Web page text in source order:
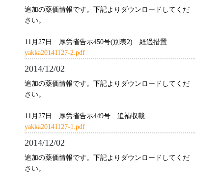
追加の薬価情報です。下記よりダウンロードしてくだ
さい。
11月27日 厚労省告示450号(別表2) 経過措置
yakka20141127-2.pdf
2014/12/02
追加の薬価情報です。下記よりダウンロードしてくだ
さい。
11月27日 厚労省告示449号 追補収載
yakka20141127-1.pdf
2014/12/02
追加の薬価情報です。下記よりダウンロードしてくだ
さい。